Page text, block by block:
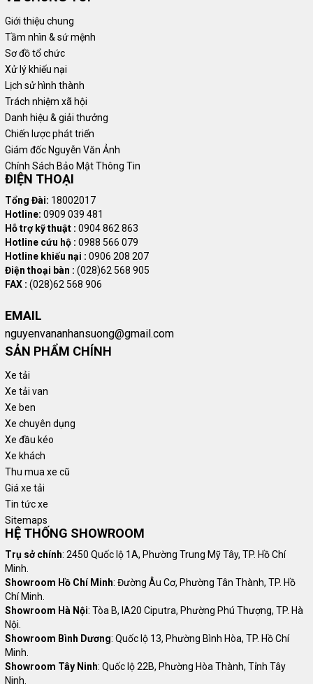
Giới thiệu chung
Tầm nhìn & sứ mệnh
Sơ đồ tổ chức
Xử lý khiếu nại
Lịch sử hình thành
Trách nhiệm xã hội
Danh hiệu & giải thưởng
Chiến lược phát triển
Giám đốc Nguyễn Văn Ảnh
Chính Sách Bảo Mật Thông Tin
ĐIỆN THOẠI
Tổng Đài: 18002017
Hotline: 0909 039 481
Hỗ trợ kỹ thuật : 0904 862 863
Hotline cứu hộ : 0988 566 079
Hotline khiếu nại : 0906 208 207
Điện thoại bàn : (028)62 568 905
FAX : (028)62 568 906
EMAIL
nguyenvananhansuong@gmail.com
SẢN PHẨM CHÍNH
Xe tải
Xe tải van
Xe ben
Xe chuyên dụng
Xe đầu kéo
Xe khách
Thu mua xe cũ
Giá xe tải
Tin tức xe
Sitemaps
HỆ THỐNG SHOWROOM
Trụ sở chính: 2450 Quốc lộ 1A, Phường Trung Mỹ Tây, TP. Hồ Chí
Minh.
Showroom Hồ Chí Minh: Đường Âu Cơ, Phường Tân Thành, TP. Hồ
Chí Minh.
Showroom Hà Nội: Tòa B, IA20 Ciputra, Phường Phú Thượng, TP. Hà
Nội.
Showroom Bình Dương: Quốc lộ 13, Phường Bình Hòa, TP. Hồ Chí
Minh.
Showroom Tây Ninh: Quốc lộ 22B, Phường Hòa Thành, Tỉnh Tây
Ninh.